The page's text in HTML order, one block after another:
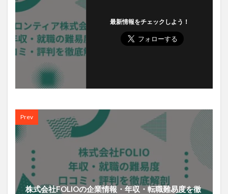
最新情報をチェックしよう！
Prev
株式会社FOLIOの企業情報・年収・転職難易度を徹